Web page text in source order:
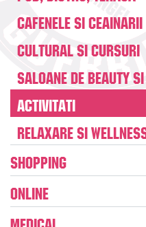
Cafenele si Ceainarii
Cultural si Cursuri
Saloane de Beauty
Activitati
Relaxare si
Shopping
Online
Medical